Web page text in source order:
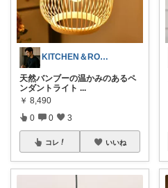
KITCHEN＆ROOM Lab
天然バンブーの温かみのあるペ
ンダントライト ...
￥ 8,490
0 0 3
コレ いいね